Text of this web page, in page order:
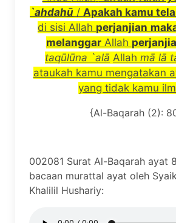
`ahdahū / Apakah kamu
di sisi Allah perjanjian
melanggarAllah
taqūlūna `alā Allah mā lā
ataukah kamu mengatakan
yang tidak kamu
{Al-Baqarah (2):
002081 Surat Al-Baqarah ayat
bacaan murattal ayat oleh
Khalilil Hushariy: